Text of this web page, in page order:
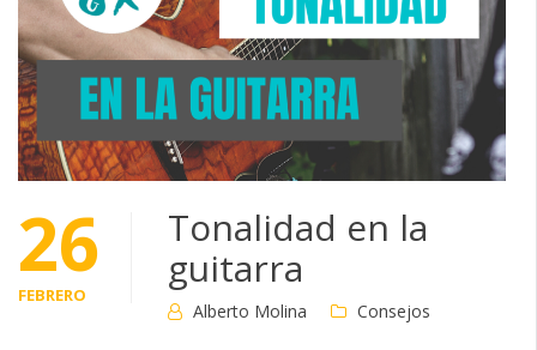
26
FEBRERO
Tonalidad en la
guitarra
Alberto Molina Consejos